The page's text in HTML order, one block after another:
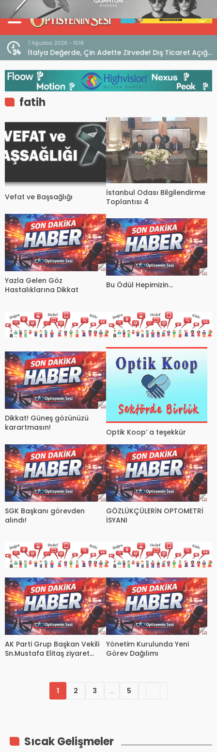
7 Ağustos 2026 - 10:16
İtalya Değerde, Çin Adette Zirvede! Dış Ticaret Açığı
Devam Ediyor
fatih
Vefat ve Başsağlığı
İstanbul Odası Bilgilendirme
Toplantısı 4
Yazla Gelen Göz
Hastalıklarına Dikkat
Bu Ödül Hepimizin…
Dikkat! Güneş gözünüzü
karartmasın!
Optik Koop’ a teşekkür
SGK Başkanı görevden
alındı!
GÖZLÜKÇÜLERİN OPTOMETRİ
İSYANI
AK Parti Grup Başkan Vekili
Sn.Mustafa Elitaş ziyaret
Yönetim Kurulunda Yeni
Görev Dağılımı
1 2 3 … 5
Sıcak Gelişmeler